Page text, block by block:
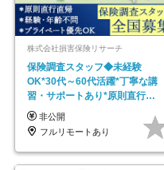
株式会社損害保険リサーチ
保険調査スタッフ◆未経験
OK*30代～60代活躍*丁寧な講
習・サポートあり*原則直行直
帰／全国募集・業務委託
非公開
フルリモートあり